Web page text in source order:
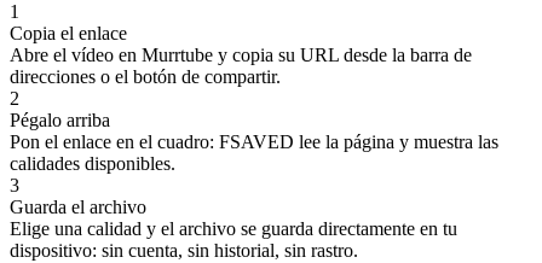
1
Copia el enlace
Abre el vídeo en Murrtube y copia su URL desde la barra de
direcciones o el botón de compartir.
2
Pégalo arriba
Pon el enlace en el cuadro: FSAVED lee la página y muestra las
calidades disponibles.
3
Guarda el archivo
Elige una calidad y el archivo se guarda directamente en tu
dispositivo: sin cuenta, sin historial, sin rastro.